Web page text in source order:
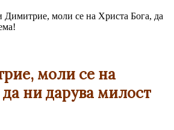
Димитрие, моли се на Христа Бога, да
моли се на
ни дарува милост